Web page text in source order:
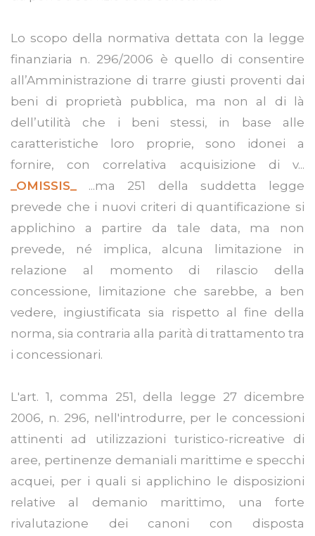
Lo scopo della normativa dettata con la legge
finanziaria n. 296/2006 è quello di consentire
all’Amministrazione di trarre giusti proventi dai
beni di proprietà pubblica, ma non al di là
dell’utilità che i beni stessi, in base alle
caratteristiche loro proprie, sono idonei a
fornire, con correlativa acquisizione di v...
_OMISSIS_
...ma 251 della suddetta legge
prevede che i nuovi criteri di quantificazione si
applichino a partire da tale data, ma non
prevede, né implica, alcuna limitazione in
relazione al momento di rilascio della
concessione, limitazione che sarebbe, a ben
vedere, ingiustificata sia rispetto al fine della
norma, sia contraria alla parità di trattamento tra
i concessionari.
L'art. 1, comma 251, della legge 27 dicembre
2006, n. 296, nell'introdurre, per le concessioni
attinenti ad utilizzazioni turistico-ricreative di
aree, pertinenze demaniali marittime e specchi
acquei, per i quali si applichino le disposizioni
relative al demanio marittimo, una forte
rivalutazione dei canoni con disposta